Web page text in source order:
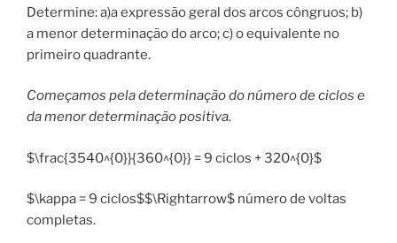
Determine: a)a expressão geral dos arcos côngruos; b)
a menor determinação do arco; c) o equivalente no
primeiro quadrante.
Começamos pela determinação do número de ciclos e
da menor determinação positiva.
$\frac{3540^{0}}{360^{0}} = 9 ciclos + 320^{0}$
$\kappa = 9 ciclos$$\Rightarrow$ número de voltas
completas.